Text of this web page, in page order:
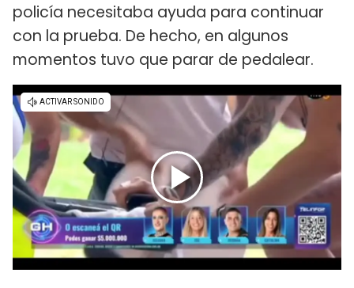
policía necesitaba ayuda para continuar
con la prueba. De hecho, en algunos
momentos tuvo que parar de pedalear.